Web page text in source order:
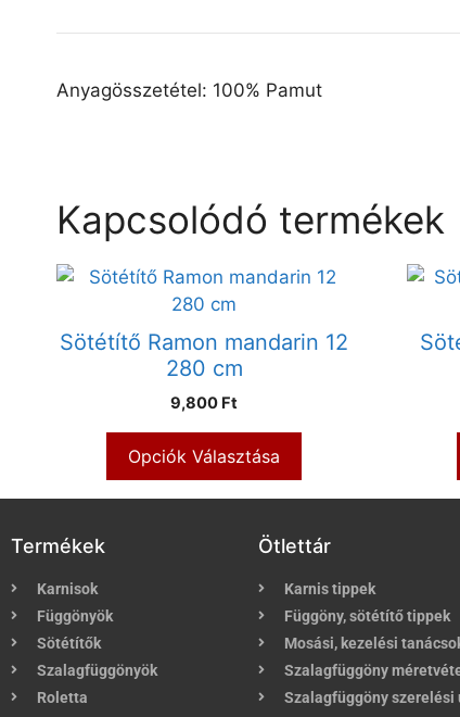
Anyagösszetétel: 100% Pamut
Kapcsolódó termékek
Sötétítő Ramon mandarin 12
280 cm
9,800 Ft
Opciók Választása
Termékek
Karnisok
Függönyök
Sötétítők
Szalagfüggönyök
Roletta
Ötlettár
Karnis tippek
Függöny, sötétítő tippek
Mosási, kezelési
Szalagfüggöny
Szalagfüggöny szerelési